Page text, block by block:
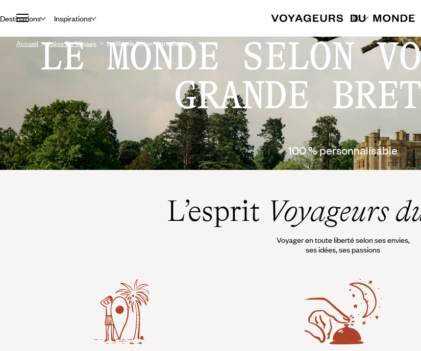
Destinations Inspirations
Accueil Idées De Voyage Le Monde Selon Votre Budget
LE MONDE SELON
GRANDE
100 % personnalisable
L’esprit Voyageurs
Voyager en toute liberté selon ses envies,
ses idées, ses passions